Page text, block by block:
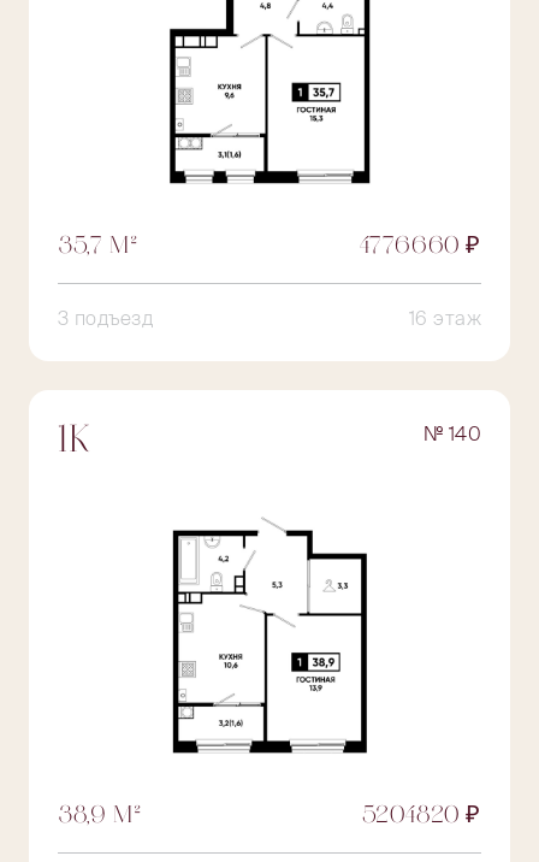
35,7 М² 4776660 ₽
3 подъезд 16 этаж
1К № 140
38,9 М² 5204820 ₽